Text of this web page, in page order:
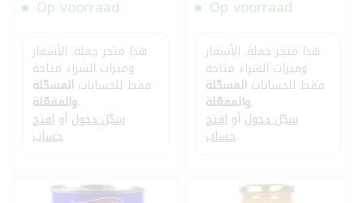
Op voorraad
هذا متجر جملة. الأسعار
وميزات الشراء متاحة
فقط للحسابات المسجّلة
والمفعّلة.
سجّل دخول أو افتح
حساب.
Op voorraad
هذا متجر جملة. الأسعار
وميزات الشراء متاحة
فقط للحسابات المسجّلة
والمفعّلة.
سجّل دخول أو افتح
حساب.